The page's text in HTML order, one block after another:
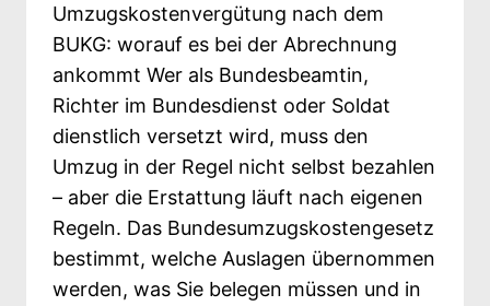
Umzugskostenvergütung nach dem
BUKG: worauf es bei der Abrechnung
ankommt Wer als Bundesbeamtin,
Richter im Bundesdienst oder Soldat
dienstlich versetzt wird, muss den
Umzug in der Regel nicht selbst bezahlen
– aber die Erstattung läuft nach eigenen
Regeln. Das Bundesumzugskostengesetz
bestimmt, welche Auslagen übernommen
werden, was Sie belegen müssen und in